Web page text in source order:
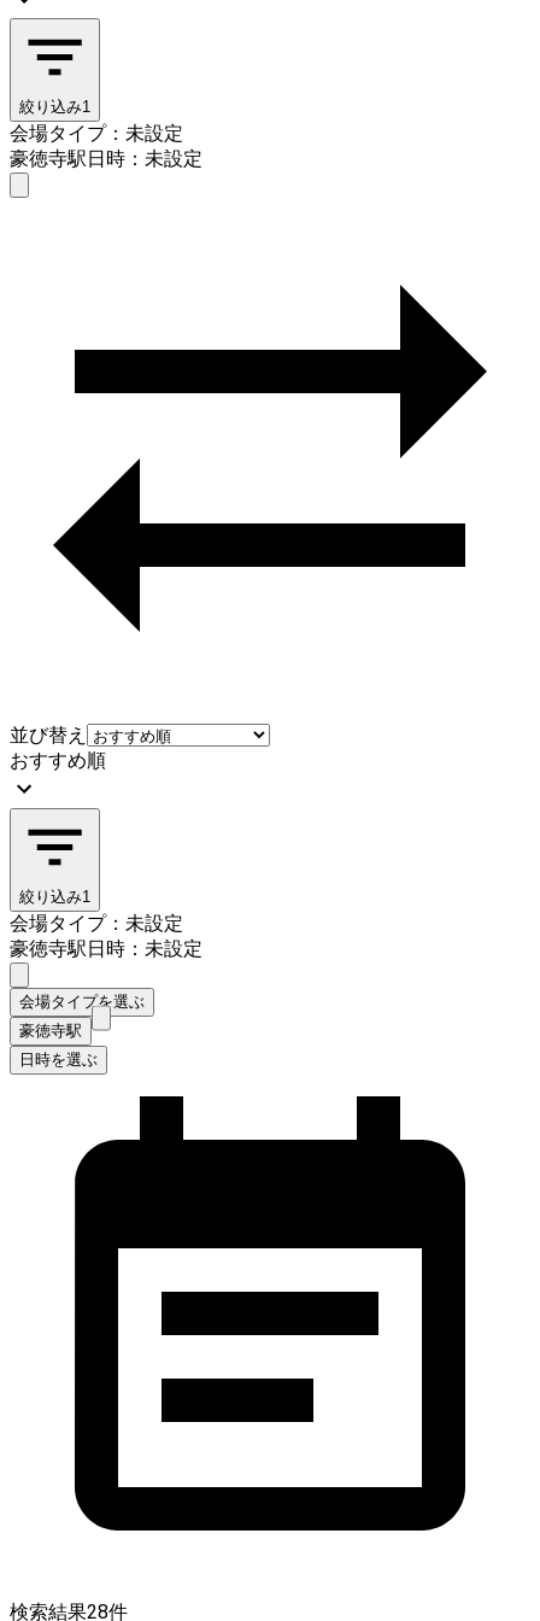
絞り込み1
会場タイプ：未設定
豪徳寺駅日時：未設定
並び替え
おすすめ順
絞り込み1
会場タイプ：未設定
豪徳寺駅日時：未設定
会場タイプを選ぶ
豪徳寺駅
日時を選ぶ
検索結果28件